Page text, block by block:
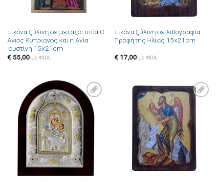
Εικόνα ξύλινη σε μεταξοτυπία Ο
Άγιος Κυπριανός και η Αγία
Ιουστίνη 15x21cm
€55,00 με ΦΠΑ
Εικόνα ξύλινη σε λιθογραφία
Προφήτης Ηλίας 15x21cm
€17,00 με ΦΠΑ
Πρόσθήκη
στην λίστα
επιθυμιών
Πρόσθήκη
στην λίστα
επιθυμιών